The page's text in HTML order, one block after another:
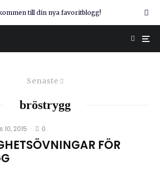
till din nya favoritblogg!
Senaste
bröstrygg
10, 2015 · 0
FÖR